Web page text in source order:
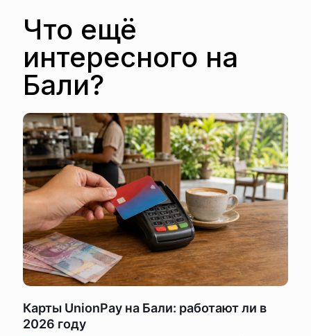
Что ещё
интересного на
Бали?
Карты UnionPay на Бали: работают ли в
2026 году